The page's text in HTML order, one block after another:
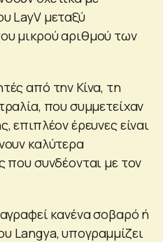
LayV μεταξύ
μικρού αριθμού των
από την Κίνα, τη
που συμμετείχαν
επιπλέον έρευνες είναι
καλύτερα
που συνδέονται με τον
κανένα σοβαρό ή
Langya, υπογραμμίζει